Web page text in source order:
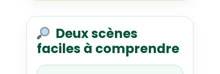
Deux scènes
faciles à comprendre